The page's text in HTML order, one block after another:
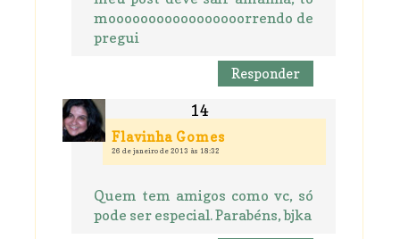
mooooooooooooooooorrendo de
pregui
Responder
Flavinha Gomes
26 de janeiro de 2013 às 18:32
Quem tem amigos como vc, só
pode ser especial. Parabéns, bjka